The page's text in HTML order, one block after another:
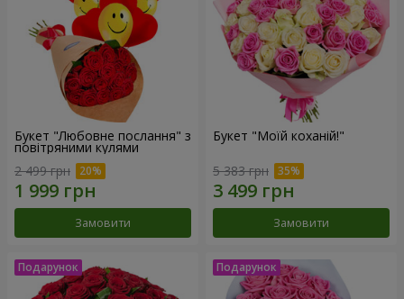
Букет "Любовне послання" з
повітряними кулями
2 499 грн
Замовити
Букет "Моїй коханій!"
5 383 грн
Замовити